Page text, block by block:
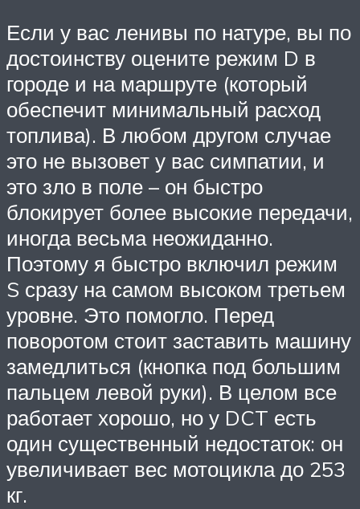
Если у вас ленивы по натуре, вы по
достоинству оцените режим D в
городе и на маршруте (который
обеспечит минимальный расход
топлива). В любом другом случае
это не вызовет у вас симпатии, и
это зло в поле – он быстро
блокирует более высокие передачи,
иногда весьма неожиданно.
Поэтому я быстро включил режим
S сразу на самом высоком третьем
уровне. Это помогло. Перед
поворотом стоит заставить машину
замедлиться (кнопка под большим
пальцем левой руки). В целом все
работает хорошо, но у DCT есть
один существенный недостаток: он
увеличивает вес мотоцикла до 253
кг.